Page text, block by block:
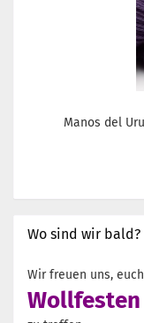
Manos del
Wo sind wir bald?
Wir freuen uns,
Wollfesten